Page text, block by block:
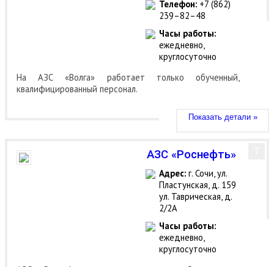
Телефон: +7 (862)
239–82–48
Часы работы:
ежедневно,
круглосуточно
На АЗС «Волга» работает только обученный,
квалифицированный персонал.
Показать детали »
АЗС «Роснефть»
Адрес: г. Сочи, ул.
Пластунская, д. 159
ул. Таврическая, д.
2/2А
Часы работы:
ежедневно,
круглосуточно